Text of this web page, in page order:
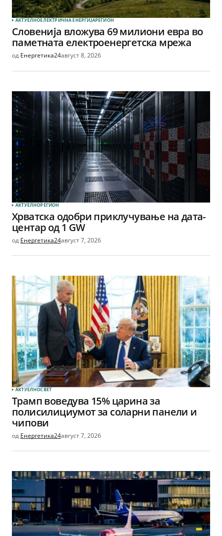
АКТУЕЛНОЕЛЕКТРИЧНА ЕНЕРГИЈАРЕГИОН
Словенија вложува 69 милиони евра во
паметната електроенергетска мрежа
од Енергетика24август 8, 2026
АКТУЕЛНОРЕГИОН
Хрватска одобри приклучување на дата-
центар од 1 GW
од Енергетика24август 7, 2026
АКТУЕЛНОСВЕТ
Трамп воведува 15% царина за
полисилициумот за соларни панели и
чипови
од Енергетика24август 7, 2026